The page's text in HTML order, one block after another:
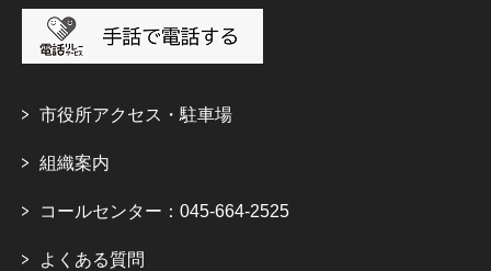
市役所アクセス・駐車場
組織案内
コールセンター：045-664-2525
よくある質問